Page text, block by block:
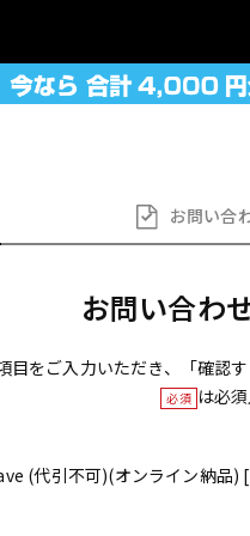
お問い合
お問い合わ
目をご入力いただき、「確認
必須 は必須
(代引不可)(オンライン納品)